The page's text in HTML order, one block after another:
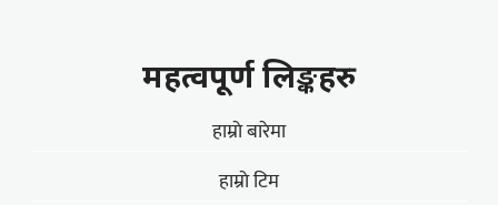
महत्वपूर्ण लिङ्कहरु
हाम्राे बारेमा
हाम्राे टिम